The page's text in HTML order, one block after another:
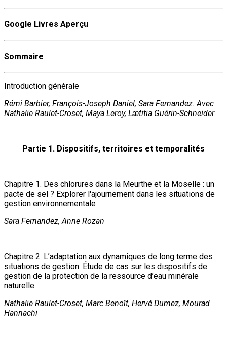
Google Livres Aperçu
Sommaire
Introduction générale
Rémi Barbier, François-Joseph Daniel, Sara Fernandez. Avec
Nathalie Raulet-Croset, Maya Leroy, Lætitia Guérin-Schneider
Partie 1. Dispositifs, territoires et temporalités
Chapitre 1. Des chlorures dans la Meurthe et la Moselle : un
pacte de sel ? Explorer l'ajournement dans les situations de
gestion environnementale
Sara Fernandez, Anne Rozan
Chapitre 2. L’adaptation aux dynamiques de long terme des
situations de gestion. Étude de cas sur les dispositifs de
gestion de la protection de la ressource d’eau minérale
naturelle
Nathalie Raulet-Croset, Marc Benoît, Hervé Dumez, Mourad
Hannachi